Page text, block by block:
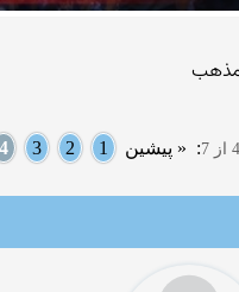
: « پیشین 1
2
3
4